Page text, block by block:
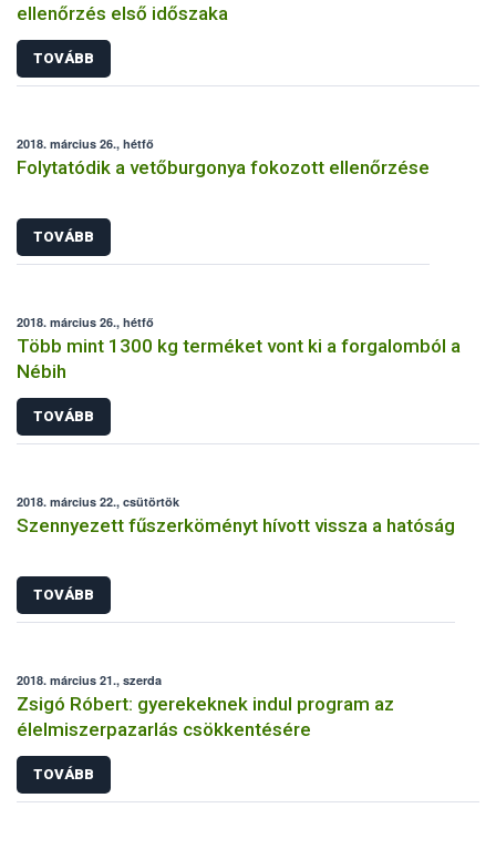
ellenőrzés első időszaka
TOVÁBB
2018. március 26., hétfő
Folytatódik a vetőburgonya fokozott ellenőrzése
TOVÁBB
2018. március 26., hétfő
Több mint 1300 kg terméket vont ki a forgalomból a
Nébih
TOVÁBB
2018. március 22., csütörtök
Szennyezett fűszerköményt hívott vissza a hatóság
TOVÁBB
2018. március 21., szerda
Zsigó Róbert: gyerekeknek indul program az
élelmiszerpazarlás csökkentésére
TOVÁBB